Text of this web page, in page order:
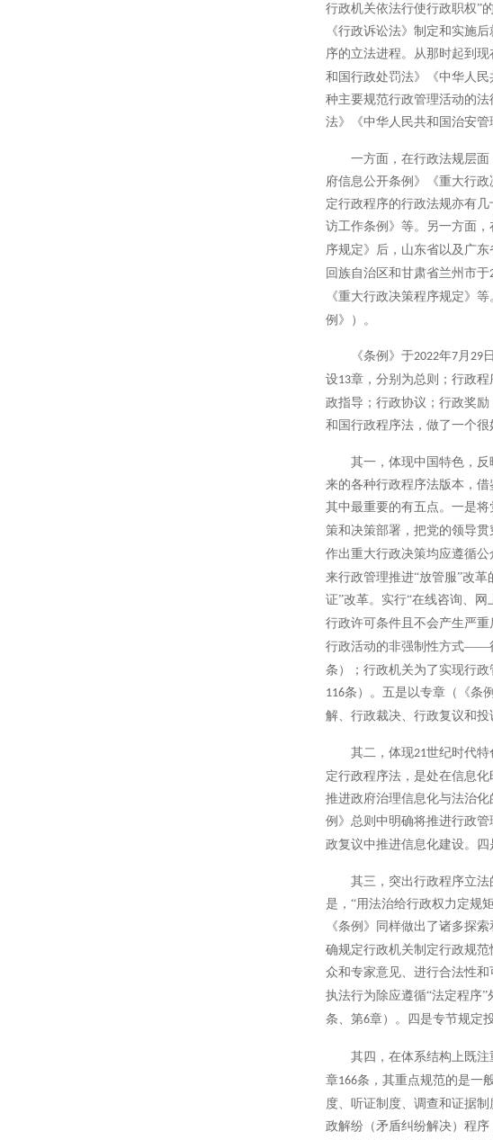
行政机关依法行使行政职权”
《行政诉讼法》制定和实施
序的立法进程。从那时起到现
和国行政处罚法》《中华人
种主要规范行政管理活动的
法》《中华人民共和国治安
一方面，在行政法规层
府信息公开条例》《重大行
定行政程序的行政法规亦有
访工作条例》等。另一方面
序规定》后，山东省以及广
回族自治区和甘肃省兰州市于
《重大行政决策程序规定》
例》）。
《条例》于2022年7月 29
设13章，分别为总则；行政
政指导；行政协议；行政奖
和国行政程序法，做了一个
其一，体现中国特色，
来的各种行政程序法版本，
其中最重要的有五点。一是
策和决策部署，把党的领导
作出重大行政决策均应遵循
来行政管理推进“放管服”改
证”改革。实行“在线咨询、
行政许可条件且不会产生严
行政活动的非强制性方式――
条）；行政机关为了实现行
116条）。五是以专章（《条
解、行政裁决、行政复议和投
其二，体现21世纪时代特
定行政程序法，是处在信息
推进政府治理信息化与法治
例》总则中明确将推进行政管
政复议中推进信息化建设。 四
其三，突出行政程序立
是， “用法治给行政权力定规
《条例》同样做出了诸多探
确规定行政机关制定行政规
众和专家意见、进行合法性
执法行为除应遵循“法定程序
条、第6章）。四是专节规定
其四，在体系结构上既
章166条，其重点规范的是一
度、听证制度、调查和证据
政解纷（矛盾纠纷解决）程